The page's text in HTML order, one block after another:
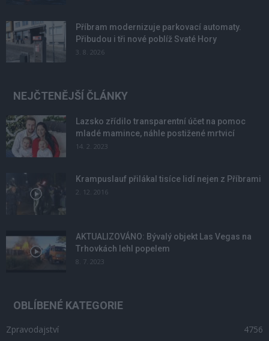
Příbram modernizuje parkovací automaty.
Přibudou i tři nové poblíž Svaté Hory
3. 8. 2026
NEJČTENĚJŠÍ ČLÁNKY
Lazsko zřídilo transparentní účet na pomoc
mladé mamince, náhle postižené mrtvicí
14. 2. 2023
Krampuslauf přilákal tisíce lidí nejen z Příbrami
2. 12. 2016
AKTUALIZOVÁNO: Bývalý objekt Las Vegas na
Trhovkách lehl popelem
8. 7. 2023
OBLÍBENÉ KATEGORIE
Zpravodajství
4756